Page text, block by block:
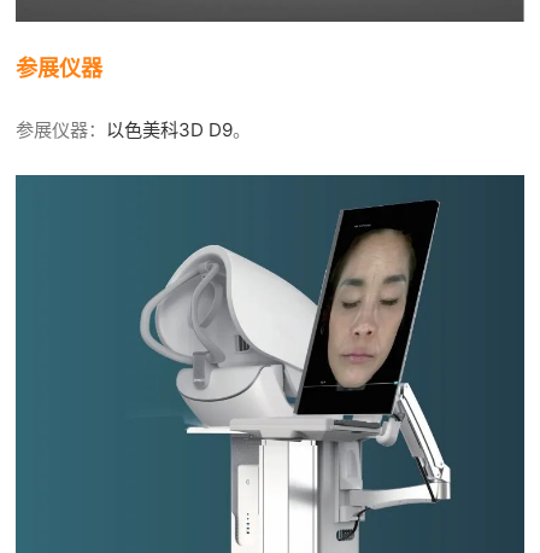
参展仪器
参展仪器： 以色美科3D D9。